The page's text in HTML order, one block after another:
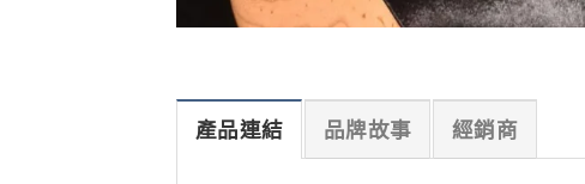
產品連結 品牌故事 經銷商